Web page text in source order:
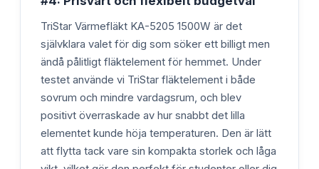
TriStar Värmefläkt KA-5205 1500W är det
självklara valet för dig som söker ett billigt men
ändå pålitligt fläktelement för hemmet. Under
testet använde vi TriStar fläktelement i både
sovrum och mindre vardagsrum, och blev
positivt överraskade av hur snabbt det lilla
elementet kunde höja temperaturen. Den är lätt
att flytta tack vare sin kompakta storlek och låga